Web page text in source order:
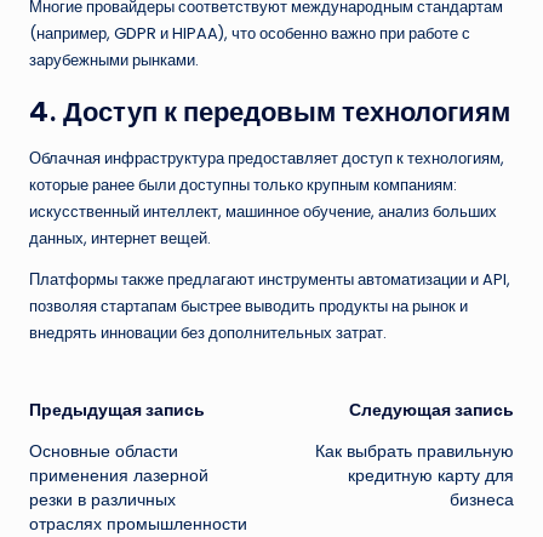
Многие провайдеры соответствуют международным стандартам
(например, GDPR и HIPAA), что особенно важно при работе с
зарубежными рынками.
4. Доступ к передовым технологиям
Облачная инфраструктура предоставляет доступ к технологиям,
которые ранее были доступны только крупным компаниям:
искусственный интеллект, машинное обучение, анализ больших
данных, интернет вещей.
Платформы также предлагают инструменты автоматизации и API,
позволяя стартапам быстрее выводить продукты на рынок и
внедрять инновации без дополнительных затрат.
Навигация
записи
Предыдущая запись
Основные области
применения лазерной
резки в различных
отраслях промышленности
Следующая запись
Как выбрать правильную
кредитную карту для
бизнеса